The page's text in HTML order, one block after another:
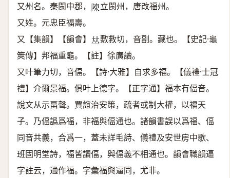
又州名。秦閩中郡， 𨻰 立閩州，唐改福州。
又姓。元忠臣福壽。
又【集韻】【韻會】 𠀤敷救切，音副。藏也。【史記·龜
筴傳】邦福重龜。【註】徐廣讀。
又叶筆力切，音偪。【詩·大雅】自求多福。【儀禮·士冠
禮】介爾景福。俱叶上德字。【正字通】福本有偪音。
說文从示畐聲。賈誼治安策，疏者或制大權，以福天
子。乃偪譌爲福，非福與偪通也。諸韻書誤以爲福、偪
同音共義，合爲一，蓋未詳毛詩、儀禮及安世房中歌、
班固明堂詩，福皆讀偪，與偪義不相通也。韻會職韻逼
字註云，通作福。字彙福與逼同，尤非。